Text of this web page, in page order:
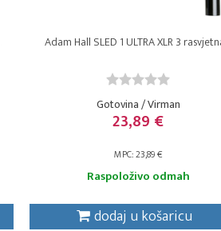
Adam Hall SLED 1 ULTRA XLR 3
Gotovina / Virman
23,89 €
MPC: 23,89 €
Raspoloživo odmah
dodaj u košaricu